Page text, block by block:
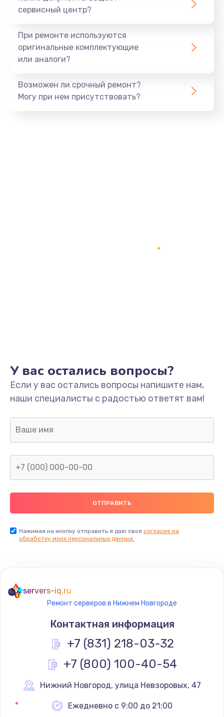
Восстановление данных
Заказать
1060 руб.
Заказать
995 руб.
Заказать
Замена шлейфа матрицы
2600 руб.
Заказать
Замена видеочипа
Ремонт разъема питания
745 руб.
Заказать
Замена видеокарты
1600 руб.
Заказать
Ремонт цепей питания
сервисный центр?
При ремонте используются
оригинальные комплектующие
или аналоги?
Возможен ли срочный ремонт?
Могу при нем присутствовать?
У вас остались вопросы?
Если у вас остались вопросы напишите нам,
наши специалисты с радостью ответят вам!
Нажимая на кнопку отправить я даю свое согласие на
обработку моих персональных данных.
servers-iq.ru
Ремонт серверов в Нижнем Новгороде
Контактная информация
+7 (831) 218-03-32
+7 (800) 100-40-54
Нижний Новгород, улица Невзоровых, 47
Ежедневно с 9:00 до 21:00